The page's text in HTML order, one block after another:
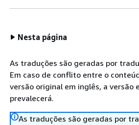
Nesta página
As traduções são geradas por
Em caso de conflito entre o
versão original em inglês, a versão
prevalecerá.
As traduções são geradas por